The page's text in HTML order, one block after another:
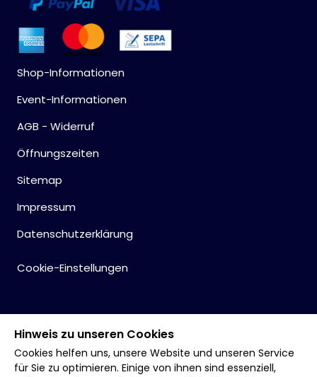
Shop-Informationen
Event-Informationen
AGB - Widerruf
Öffnungszeiten
Sitemap
Impressum
Datenschutzerklärung
Cookie-Einstellungen
Hinweis zu unseren Cookies
Cookies helfen uns, unsere Website und unseren Service
für Sie zu optimieren. Einige von ihnen sind essenziell,